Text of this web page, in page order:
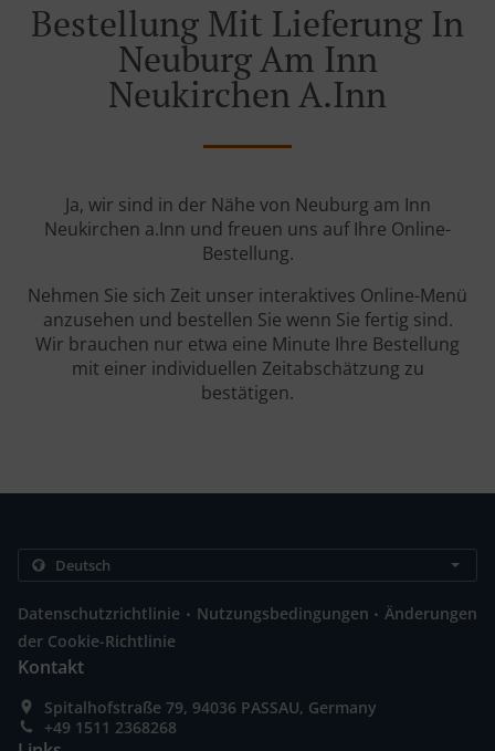
Bestellung Mit Lieferung In
Neuburg Am Inn
Neukirchen A.Inn
Ja, wir sind in der Nähe von Neuburg am Inn
Neukirchen a.Inn und freuen uns auf Ihre Online-
Bestellung.
Nehmen Sie sich Zeit unser interaktives Online-Menü
anzusehen und bestellen Sie wenn Sie fertig sind.
Wir brauchen nur etwa eine Minute Ihre Bestellung
mit einer individuellen Zeitabschätzung zu
bestätigen.
Datenschutzrichtlinie . Nutzungsbedingungen . Änderungen
der Cookie-Richtlinie
Kontakt
Spitalhofstraße 79, 94036 PASSAU, Germany
+49 1511 2368268